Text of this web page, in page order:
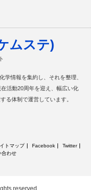
ムステ)
学情報を集約し、それを整理、
活動20周年を迎え、幅広い化
る体制で運営しています。
トマップ Facebook
Twitter
合わせ
reserved.